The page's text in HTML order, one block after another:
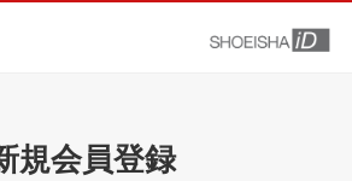
規会員登録